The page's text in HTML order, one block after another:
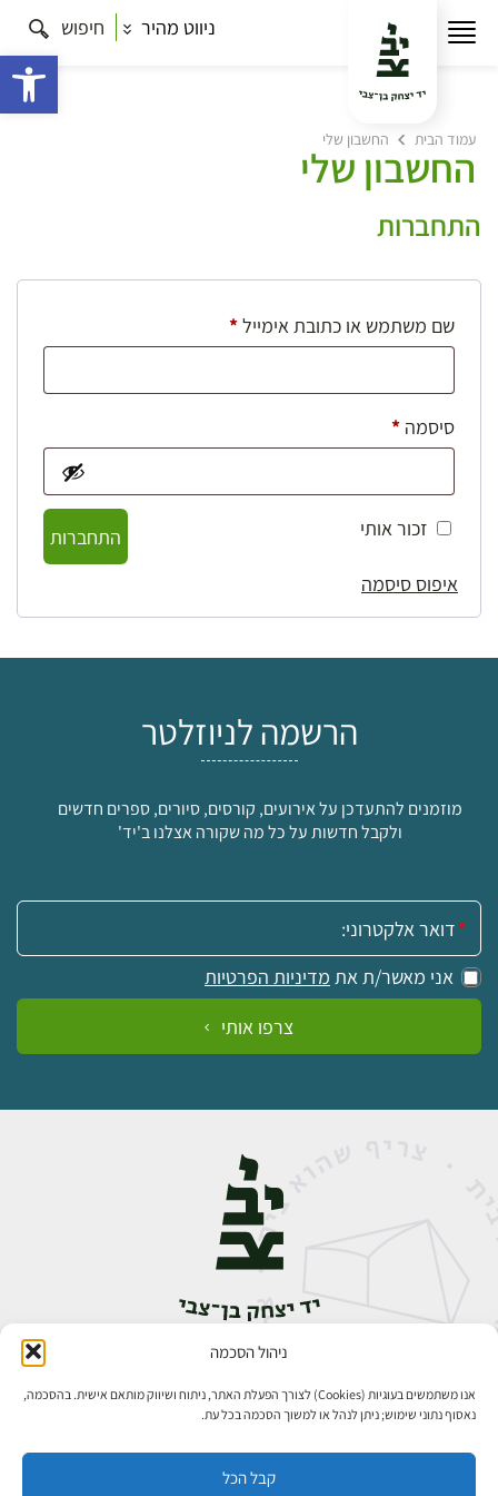
ניהול הסכמה
אנו משתמשים בעוגיות (Cookies) לצורך הפעלת האתר, ניתוח ושיווק מותאם אישית. בהסכמה,
נאסוף נתוני שימוש; ניתן לנהל או למשוך הסכמה בכל עת.
קבל הכל
ניווט מהיר חיפוש
עמוד הבית החשבון שלי
החשבון שלי
התחברות
שם משתמש או כתובת אימייל*חובה
סיסמה *חובה
זכור אותי
התחברות
איפוס סיסמה
הרשמה לניוזלטר
מוזמנים להתעדכן על אירועים, קורסים, סיורים, ספרים חדשים
ולקבל חדשות על כל מה שקורה אצלנו ב'יד'
אימייל:
אני מאשר/ת את מדיניות הפרטיות
צרפו אותי
אבן גבירול 14, רחביה, ירושלים